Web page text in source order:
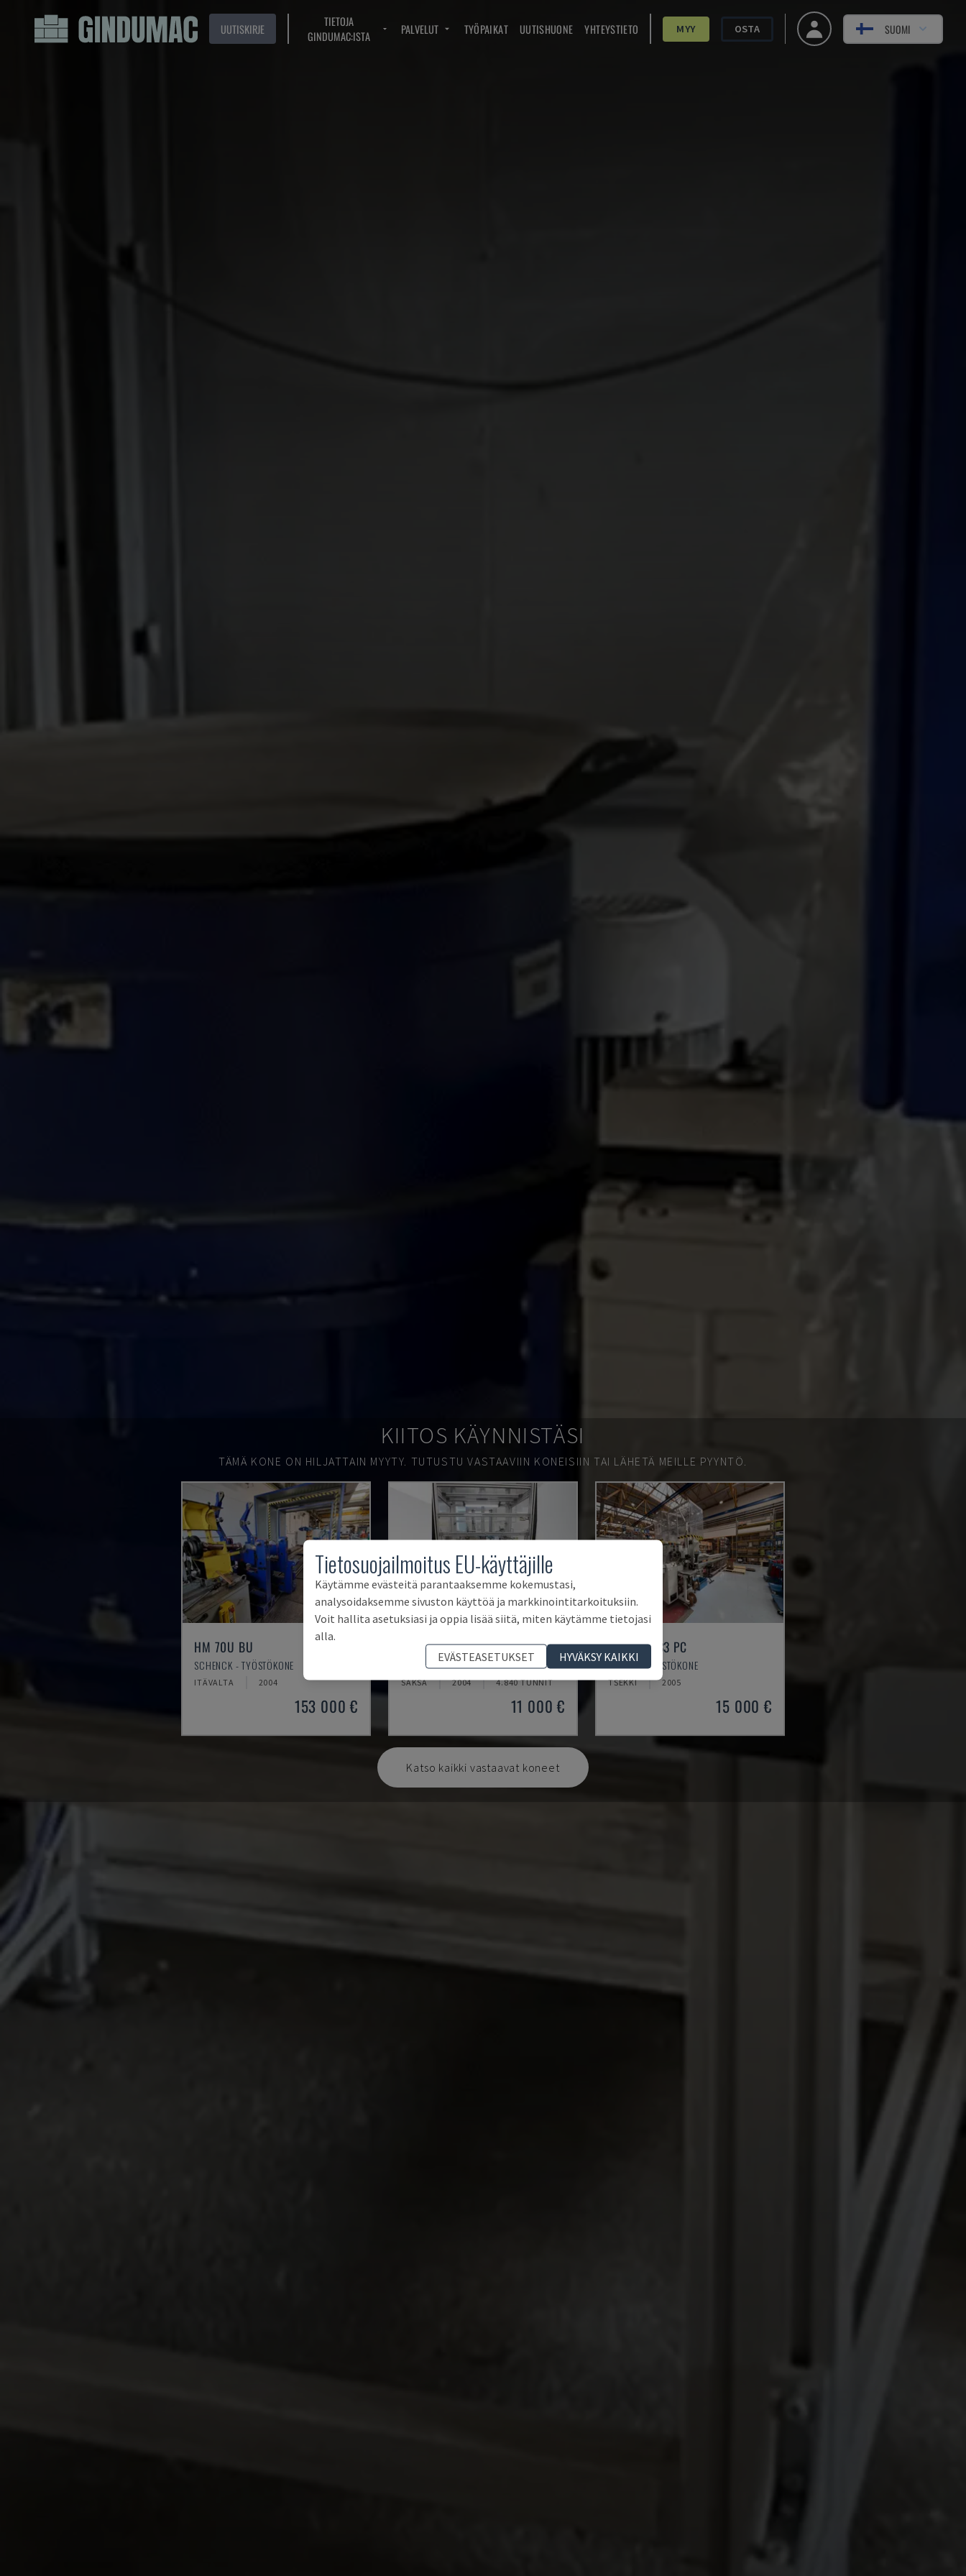
UUTISKIRJE
TIETOJA
GINDUMAC:ISTA
PALVELUT TYÖPAIKAT UUTISHUONE YHTEYSTIETO MYY OSTA SUOMI
KIITOS KÄYNNISTÄSI
TÄMÄ KONE ON HILJATTAIN MYYTY. TUTUSTU VASTAAVIIN KONEISIIN TAI LÄHETÄ MEILLE PYYNTÖ.
HM 70U BU
SCHENCK - TYÖSTÖKONE
ITÄVALTA 2004
153 000 €
BLP 600/3S
MYLÄP - TYÖSTÖKONE
SAKSA 2004 4.840 TUNNIT
11 000 €
GAMMA 333 PC
KOMAX - TYÖSTÖKONE
TŠEKKI 2005
15 000 €
Katso kaikki vastaavat koneet
Tietosuojailmoitus EU-käyttäjille
Käytämme evästeitä parantaaksemme kokemustasi,
analysoidaksemme sivuston käyttöä ja markkinointitarkoituksiin.
Voit hallita asetuksiasi ja oppia lisää siitä, miten käytämme tietojasi
alla.
EVÄSTEASETUKSET
HYVÄKSY KAIKKI